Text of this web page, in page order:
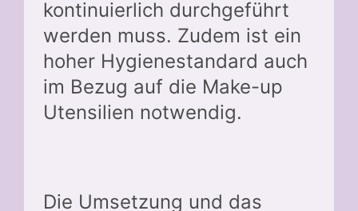
kontinuierlich durchgeführt
werden muss. Zudem ist ein
hoher Hygienestandard auch
im Bezug auf die Make-up
Utensilien notwendig.
Die Umsetzung und das